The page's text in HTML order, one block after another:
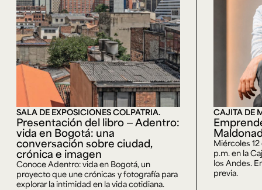
SALA DE EXPOSICIONES COLPATRIA.
Presentación del libro — Adentro:
vida en Bogotá: una
conversación sobre ciudad,
crónica e imagen
Conoce Adentro: vida en Bogotá, un
proyecto que une crónicas y fotografía para
explorar la intimidad en la vida cotidiana.
CAJITA DE
Miércoles
p.m. en la
los Andes.
previa.